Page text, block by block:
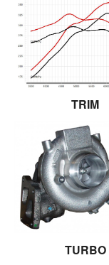
TRIM
TURBO